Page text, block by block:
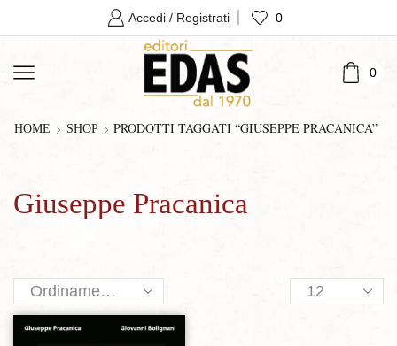
Accedi / Registrati 0
0
HOME SHOP PRODOTTI TAGGATI “GIUSEPPE PRACANICA”
Giuseppe Pracanica
Products